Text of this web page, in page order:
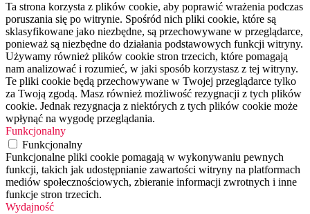
Ta strona korzysta z plików cookie, aby poprawić wrażenia podczas
poruszania się po witrynie. Spośród nich pliki cookie, które są
sklasyfikowane jako niezbędne, są przechowywane w przeglądarce,
ponieważ są niezbędne do działania podstawowych funkcji witryny.
Używamy również plików cookie stron trzecich, które pomagają
nam analizować i rozumieć, w jaki sposób korzystasz z tej witryny.
Te pliki cookie będą przechowywane w Twojej przeglądarce tylko
za Twoją zgodą. Masz również możliwość rezygnacji z tych plików
cookie. Jednak rezygnacja z niektórych z tych plików cookie może
wpłynąć na wygodę przeglądania.
Funkcjonalny
Funkcjonalny
Funkcjonalne pliki cookie pomagają w wykonywaniu pewnych
funkcji, takich jak udostępnianie zawartości witryny na platformach
mediów społecznościowych, zbieranie informacji zwrotnych i inne
funkcje stron trzecich.
Wydajność